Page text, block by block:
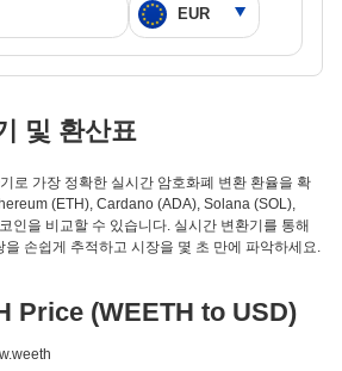
및 환산표
로 가장 정확한 실시간 암호화폐 변환 환율을 확
(ETH), Cardano (ADA), Solana (SOL),
인을 비교할 수 있습니다. 실시간 변환기를 통해
손쉽게 추적하고 시장을 몇 초 만에 파악하세요.
Price (WEETH to USD)